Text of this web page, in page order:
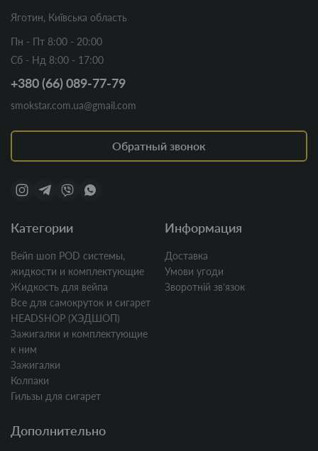
Яготин, Київська область
Пн - Пт 8:00 - 20:00
Сб - Нд 8:00 - 17:00
+380 (66) 089-77-79
smokstar.com.ua@gmail.com
Обратный звонок
Категории
Вейп шоп POD системы,
жидкости и комплектующие
Жидкость для вейпа
Все для самокруток и сигарет
HEADSHOP (ХЭДШОП)
Зажигалки и комплектующие
к ним
Зажигалки
Колпаки
Гильзы для сигарет
Информация
Доставка
Умови угоди
Зворотній звʼязок
Дополнительно